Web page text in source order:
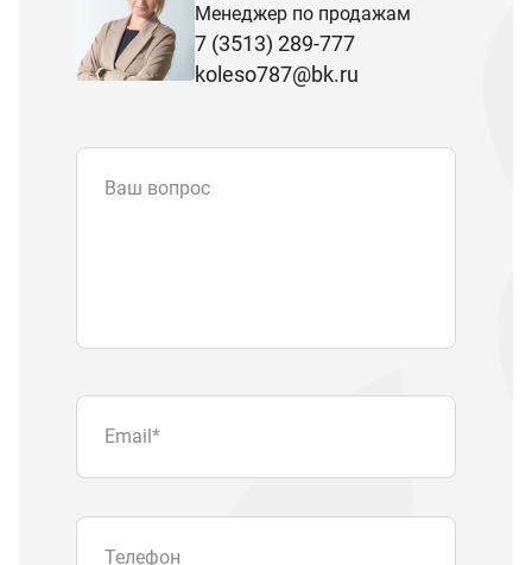
Менеджер по продажам
7 (3513) 289-777
koleso787@bk.ru
Ваш вопрос